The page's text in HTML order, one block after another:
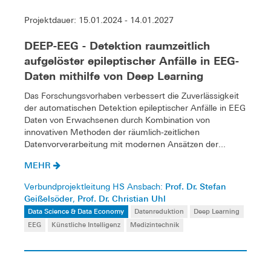
Projektdauer: 15.01.2024 - 14.01.2027
DEEP-EEG - Detektion raumzeitlich
aufgelöster epileptischer Anfälle in EEG-
Daten mithilfe von Deep Learning
Das Forschungsvorhaben verbessert die Zuverlässigkeit
der automatischen Detektion epileptischer Anfälle in EEG
Daten von Erwachsenen durch Kombination von
innovativen Methoden der räumlich-zeitlichen
Datenvorverarbeitung mit modernen Ansätzen der...
MEHR
Verbundprojektleitung HS Ansbach: Prof. Dr. Stefan
Geißelsöder, Prof. Dr. Christian Uhl
Data Science & Data Economy Datenreduktion
Deep Learning
EEG
Künstliche Intelligenz Medizintechnik